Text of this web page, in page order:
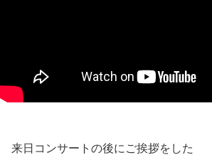
来日コンサートの後にご挨拶をした